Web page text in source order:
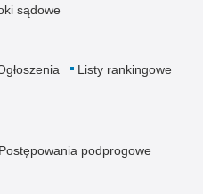
sądowe
Listy rankingowe
Postępowania podprogowe